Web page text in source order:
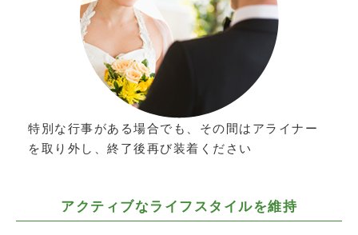
特別な行事がある場合でも、その間はアライナー
を取り外し、終了後再び装着ください
アクティブなライフスタイルを維持